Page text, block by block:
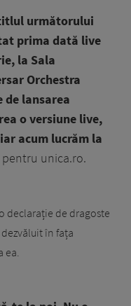
următorului
prima dată live
la Sala
Orchestra
de lansarea
o versiune live,
acum lucrăm la
pentru unica.ro.
declarație de dragoste
dezvăluit în fața
ea.